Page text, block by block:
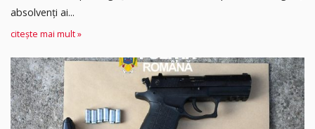
absolvenţi ai...
citește mai mult »